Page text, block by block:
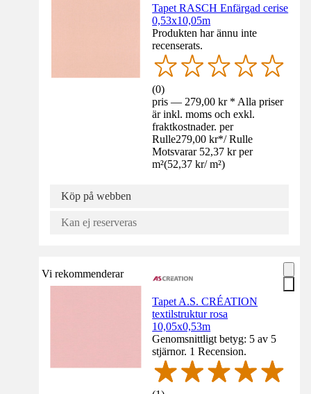
Tapet RASCH Enfärgad cerise
0,53x10,05m
Produkten har ännu inte
recenserats.
(0)
pris — 279,00 kr * Alla priser
är inkl. moms och exkl.
fraktkostnader. per
Rulle279,00 kr*/ Rulle
Motsvarar 52,37 kr per
m²(52,37 kr/ m²)
Köp på webben
Kan ej reserveras
Vi rekommenderar
Tapet A.S. CRÉATION
textilstruktur rosa
10,05x0,53m
Genomsnittligt betyg: 5 av 5
stjärnor. 1 Recension.